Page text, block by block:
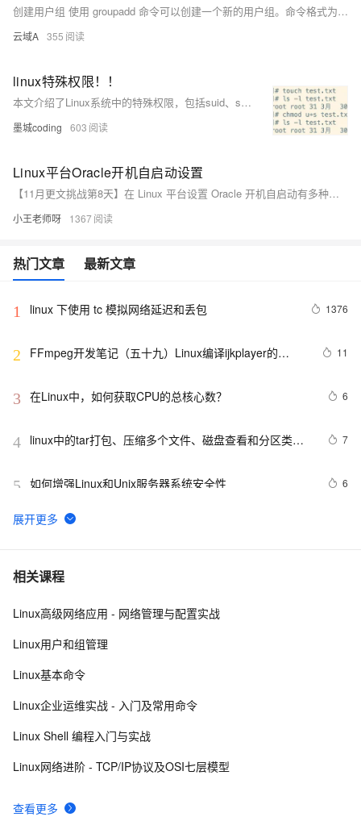
创建用户组 使用 groupadd 命令可以创建一个新的用户组。命令格式为： groupadd 用户组 例如，要创建一个名为 dev 的用户组，可以执行： groupadd dev 删除用户组 使用 groupdel 命令可以删除一个用户组。命令格式为： groupdel 用户组 例如，要删除 dev 用户组，可以执行：
云域A 355
linux特殊权限！！
本文介绍了Linux系统中的特殊权限，包括suid、sgid和sbit。suid使普通用户在执行特定命令时获得root权限；sgid使用户在创建文件时继承目录的用户组权限；sbit确保用户只能删除自己在共享目录中创建的文件。此外，文章还讲解了chattr和lsattr命令，用于更改和查看文件的扩展属性，以及umask的概念和计算方法，帮助理解文件和目录的默认权限。
墨城coding 603
Linux平台Oracle开机自启动设置
【11月更文挑战第8天】在 Linux 平台设置 Oracle 开机自启动有多种方法，本文以 CentOS 为例，介绍了两种常见方法：使用 `rc.local` 文件（较简单但不推荐用于生产环境）和使用 `systemd` 服务（推荐）。具体步骤包括编写启动脚本、赋予执行权限、配置 `rc.local` 或创建 `systemd` 服务单元文件，并设置开机自启动。通过 `systemd` 方式可以更好地与系统启动过程集成，更规范和可靠。
小王老师呀 1367
热门文章 最新文章
1 linux 下使用 tc 模拟网络延迟和丢包 1376
2
FFmpeg开发笔记（五十九）Linux编译ijkplayer的
11
3 在Linux中，如何获取CPU的总核心数？ 6
4 linux中的tar打包、压缩多个文件、磁盘查看和分区类、
找及“|”管道符、gzip/gunzip 压缩、zip/unzip 压缩
7
5 如何增强Linux和Unix服务器系统安全性 6
6 linux多线程示例
7 经常登录Linux，用户密码背后的知识了解一下
8 Linux 下的 sleep
10 linux下SOCKET深入
相关课程
查看更多
Linux高级网络应用 - 网络管理与配置实战
Linux用户和组管理
Linux基本命令
Linux企业运维实战 - 入门及常用命令
Linux Shell 编程入门与实战
Linux网络进阶 - TCP/IP协议及OSI七层模型